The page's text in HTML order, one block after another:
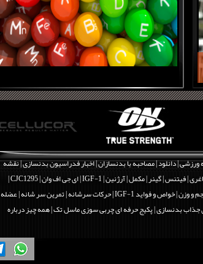
ورزشی|دانلود|مصاحبه با بدنسازان|اخبار فدراسیون بدنسازی|نقشه
|فیتنس|گینر|مکمل|آرژنین|IGF-1 | ای جی اف وان |
CJC1295 |
و وزن|خواص و فواید IGF-1 |حرکات سرشانه | تمرین سر شانه | عضله
جذاب بدنسازی|پکیج حرفه ای چربی سوزی ماسل تک|همه چیز درباره